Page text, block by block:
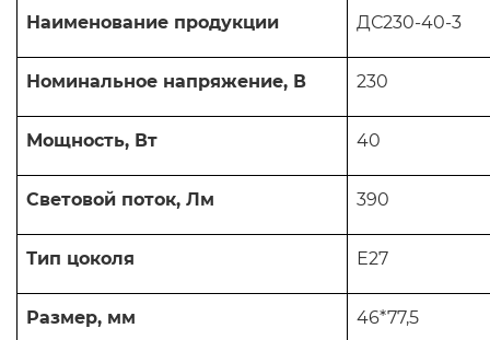
Наименование продукции ДС230-40-3
Номинальное напряжение, В 230
Мощность, Вт 40
Световой поток, Лм 390
Тип цоколя Е27
Раз­мер, мм 46*77,5